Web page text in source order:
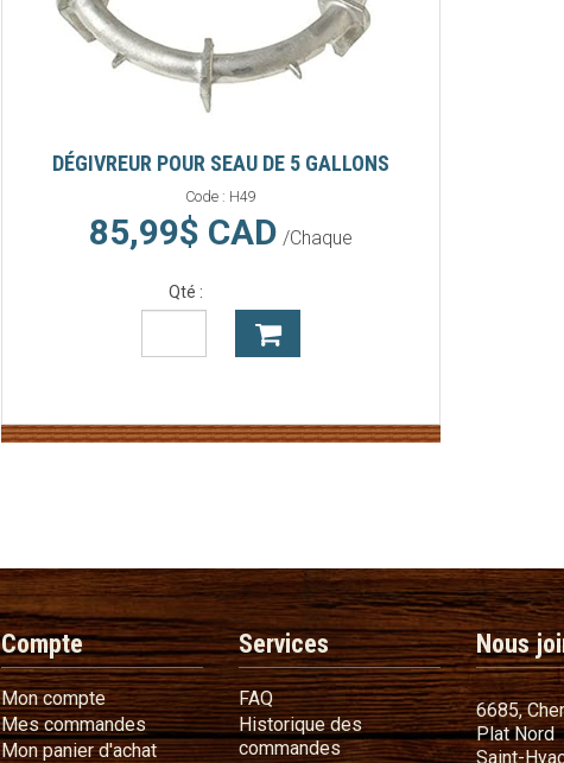
DÉGIVREUR POUR SEAU DE 5 GALLONS
Code : H49
85,99$ CAD /Chaque
Qté :
Compte
Mon compteMon compte
Mes commandesMes commandes
Mon panier d'achatMon panier d'achat
Services
FAQFAQ
Historique des
commandesHistorique des
Nous
6685,
Plat Nord
Saint-